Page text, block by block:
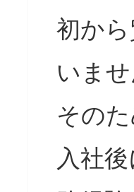
初か
いませ
その
入社